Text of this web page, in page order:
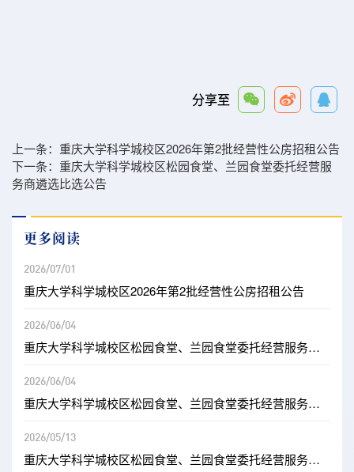
分享至
上一条： 重庆大学科学城校区2026年第2批经营性公房招租公告
下一条： 重庆大学科学城校区松园食堂、兰园食堂委托经营服
务商遴选比选公告
更多阅读
2026/07/01
重庆大学科学城校区2026年第2批经营性公房招租公告
2026/06/04
重庆大学科学城校区松园食堂、兰园食堂委托经营服务商遴...
2026/06/04
重庆大学科学城校区松园食堂、兰园食堂委托经营服务商遴...
2026/05/13
重庆大学科学城校区松园食堂、兰园食堂委托经营服务商遴...